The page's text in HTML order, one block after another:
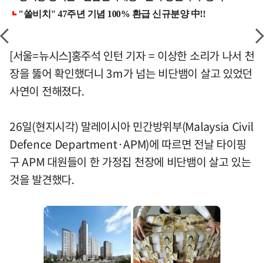
[서울=뉴시스]홍주석 인턴 기자 = 이상한 소리가 나서 천
장을 뚫어 확인했더니 3m가 넘는 비단뱀이 살고 있었던
사연이 전해졌다.
26일(현지시각) 말레이시아 민간방위부(Malaysia Civil
Defence Department·APM)에 따르면 전날 타이핑
구 APM 대원들이 한 가정집 천장에 비단뱀이 살고 있는
것을 발견했다.